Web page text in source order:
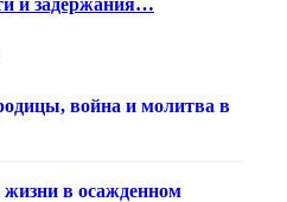
и задержания…
война и молитва в
в осажденном